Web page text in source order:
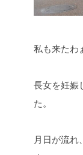
私も来たわ
長女を妊娠
た。
月日が流